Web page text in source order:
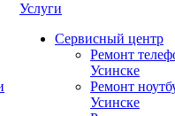
Услуги
Сервисный центр
Ремонт
Усинске
Ремонт
Усинске